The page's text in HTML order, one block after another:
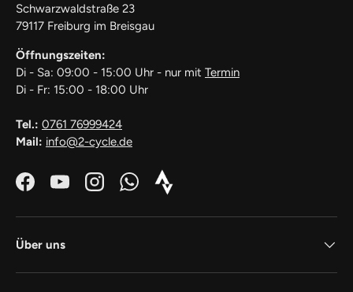
Schwarzwaldstraße 23
79117 Freiburg im Breisgau
Öffnungszeiten:
Di - Sa: 09:00 - 15:00 Uhr - nur mit Termin
Di - Fr: 15:00 - 18:00 Uhr
Tel.: 0761 76999424
Mail: info@2-cycle.de
FacebookYouTubeInstagramWhatsAppStrava_Icon_Logo_white1
Über uns